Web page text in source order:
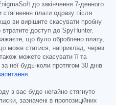
до закінчення 7-денного
плати одразу після
ви вирішите скасувати пробну
втратите доступ до SpyHunter.
що було оброблено плату,
може статися, наприклад, через
можете скасувати її та
неї будь-коли протягом 30 днів
з вас буде негайно стягнуто
зазначені в пропозиційних